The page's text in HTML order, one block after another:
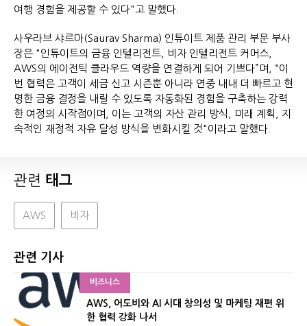
여행 경험을 제공할 수 있다"고 말했다.
사우라브 샤르마(Saurav Sharma) 인튜이트 제품 관리 부문 부사
장은 "인튜이트의 금융 인텔리전트, 비자 인텔리전트 커머스,
AWS의 에이전틱 클라우드 역량을 연결하게 되어 기쁘다”며, “이
번 협력은 고객이 세금 신고 시즌뿐 아니라 연중 내내 더 빠르고 현
명한 금융 결정을 내릴 수 있도록 자동화된 경험을 구축하는 강력
한 여정의 시작점이며, 이는 고객의 자산 관리 방식, 미래 계획, 지
속적인 재정적 자유 달성 방식을 변화시킬 것"이라고 말했다.
관련 태그
AWS 비자
관련 기사
비즈니스
AWS, 어도비와 AI 시대 창의성 및 마케팅 재편 위
한 협력 강화 나서